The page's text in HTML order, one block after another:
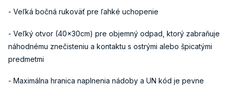
- Veľká bočná rukoväť pre ľahké uchopenie
- Veľký otvor (40x30cm) pre objemný odpad, ktorý zabraňuje
náhodnému znečisteniu a kontaktu s ostrými alebo špicatými
predmetmi
- Maximálna hranica naplnenia nádoby a UN kód je pevne